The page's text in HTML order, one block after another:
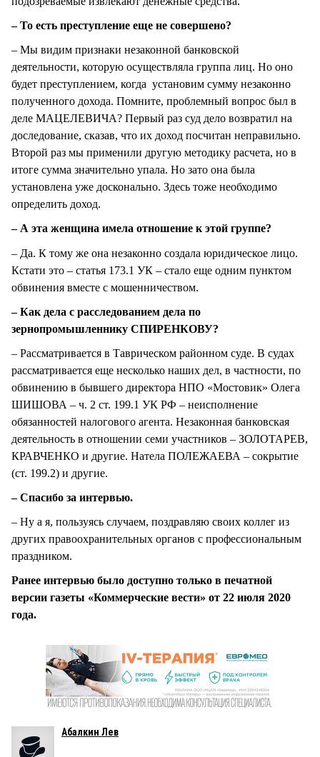
– То есть преступление еще не совершено?
– Мы видим признаки незаконной банковской
деятельности, которую осуществляла группа лиц. Но оно
будет преступлением, когда установим сумму незаконно
полученного дохода. Помните, проблемный вопрос был в
деле МАЦЕЛЕВИЧА? Первый раз суд дело возвратил на
доследование, сказав, что их доход посчитан неправильно.
Второй раз мы применили другую методику расчета, но в
итоге сумма значительно упала. Но зато она была
установлена уже досконально. Здесь тоже необходимо
определить доход.
– А эта женщина имела отношение к этой группе?
– Да. К тому же она незаконно создала юридическое лицо.
Кстати это – статья 173.1 УК – стало еще одним пунктом
обвинения вместе с мошенничеством.
– Как дела с расследованием дела по
зернопромышленнику СПИРЕНКОВУ?
– Рассматривается в Таврическом районном суде. В судах
рассматривается еще несколько наших дел, в частности, по
обвинению в бывшего директора НПО «Мостовик» Олега
ШИШОВА – ч. 2 ст. 199.1 УК РФ – неисполнение
обязанностей налогового агента. Незаконная банковская
деятельность в отношении семи участников – ЗОЛОТАРЕВ,
КРАВЧЕНКО и другие. Натела ПОЛЕЖАЕВА – сокрытие
(ст. 199.2) и другие.
– Спасибо за интервью.
– Ну а я, пользуясь случаем, поздравляю своих коллег из
других правоохранительных органов с профессиональным
праздником.
Ранее интервью было доступно только в печатной
версии газеты «Коммерческие вести» от 22 июля 2020
года.
Абалкин Лев